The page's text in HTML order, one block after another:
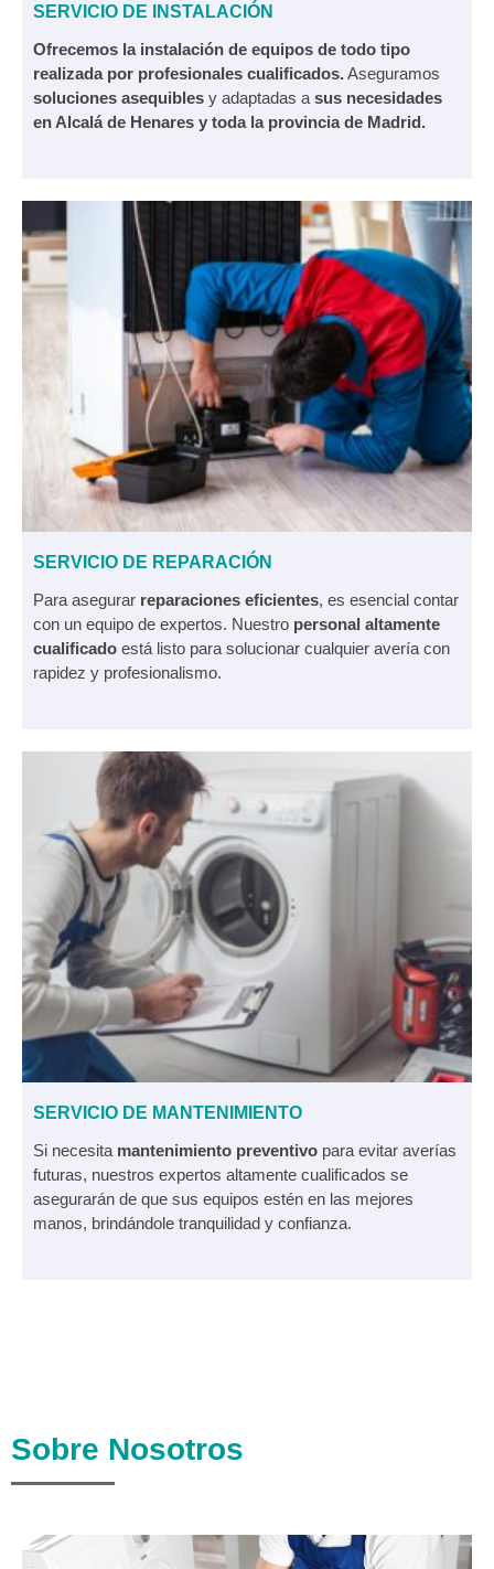
SERVICIO DE INSTALACIÓN
Ofrecemos la instalación de equipos de todo tipo
realizada por profesionales cualificados.Aseguramos
soluciones asequibles y adaptadas a sus necesidades
en Alcalá de Henares y toda la provincia de Madrid.
SERVICIO DE REPARACIÓN
Para asegurar reparaciones eficientes, es esencial contar
con un equipo de expertos. Nuestro personal altamente
cualificado está listo para solucionar cualquier avería con
rapidez y profesionalismo.
SERVICIO DE MANTENIMIENTO
Si necesita mantenimiento preventivo para evitar averías
futuras, nuestros expertos altamente cualificados se
asegurarán de que sus equipos estén en las mejores
manos, brindándole tranquilidad y confianza.
Sobre Nosotros